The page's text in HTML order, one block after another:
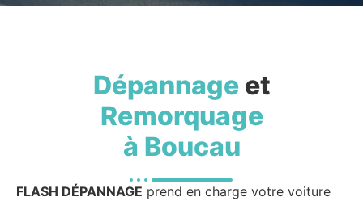
Dépannageet
Remorquage
à Boucau
FLASH DÉPANNAGE prend en charge votre voiture